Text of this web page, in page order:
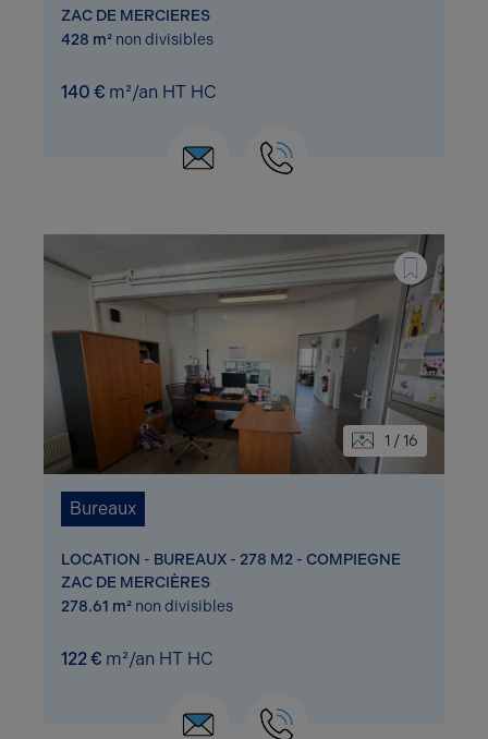
ZAC DE MERCIERES
428 m² non divisibles
140 € m²/an HT HC
1 / 16
Bureaux
LOCATION - BUREAUX - 278 M2 - COMPIEGNE
ZAC DE MERCIÈRES
278.61 m² non divisibles
122 € m²/an HT HC